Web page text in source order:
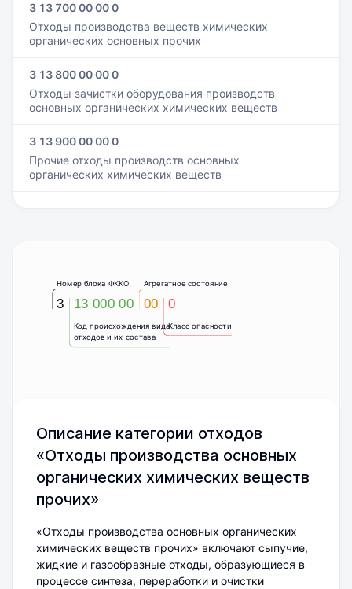
3 13 700 00 00 0
Отходы производства веществ химических
органических основных прочих
3 13 800 00 00 0
Отходы зачистки оборудования производств
основных органических химических веществ
3 13 900 00 00 0
Прочие отходы производств основных
органических химических веществ
3
Номер блока ФККО
Код происхождения вида
отходов и их состава
13 000 00
Агрегатное состояние
00
Класс опасности
0
Описание категории отходов
«Отходы производства основных
органических химических веществ
прочих»
«Отходы производства основных органических
химических веществ прочих» включают сыпучие,
жидкие и газообразные отходы, образующиеся в
процессе синтеза, переработки и очистки